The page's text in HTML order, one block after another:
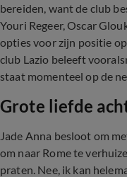
bereiden, want de club
Youri Regeer, Oscar
opties voor zijn positie
club Lazio beleeft
staat momenteel op de
Grote liefde
Jade Anna besloot om
om naar Rome te
praten. Nee, ik kan